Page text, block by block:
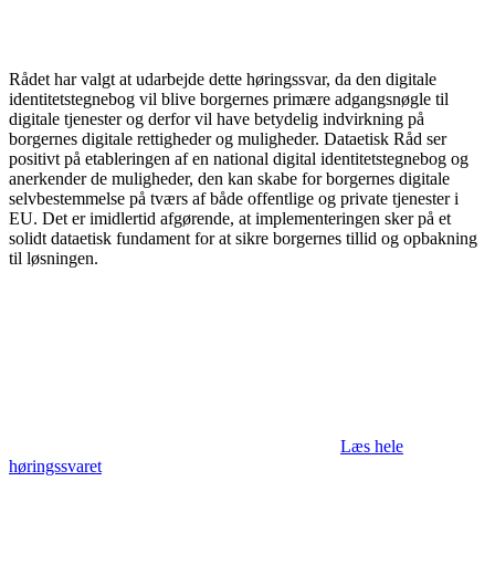
Rådet har valgt at udarbejde dette høringssvar, da den digitale
identitetstegnebog vil blive borgernes primære adgangsnøgle til
digitale tjenester og derfor vil have betydelig indvirkning på
borgernes digitale rettigheder og muligheder. Dataetisk Råd ser
positivt på etableringen af en national digital identitetstegnebog og
anerkender de muligheder, den kan skabe for borgernes digitale
selvbestemmelse på tværs af både offentlige og private tjenester i
EU. Det er imidlertid afgørende, at implementeringen sker på et
solidt dataetisk fundament for at sikre borgernes tillid og opbakning
til løsningen.
Læs hele
høringssvaret